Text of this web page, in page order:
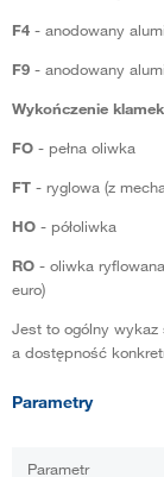
F4 - anodowany
F9 - anodowany
Wykończenie
FO - pełna oliwka
FT - ryglowa (z
HO - półoliwka
RO - oliwka
euro)
Jest to ogólny wykaz
a dostępność
Parametry
Parametr